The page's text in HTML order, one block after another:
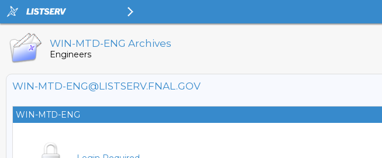
WIN-MTD-ENG Archives
Engineers
WIN-MTD-ENG@LISTSERV.FNAL.GOV
WIN-MTD-ENG